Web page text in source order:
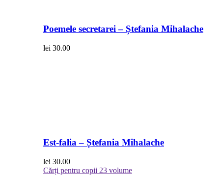
Poemele secretarei – Ștefania Mihalache
lei 30.00
Est-falia – Ștefania Mihalache
lei 30.00
Cărți pentru copii 23 volume